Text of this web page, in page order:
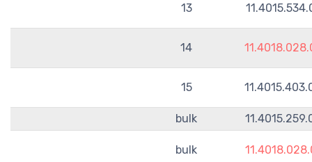
13
14
15
bulk
bulk